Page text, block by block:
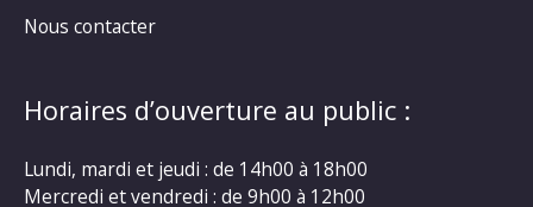
Nous contacter
Horaires d’ouverture au public :
Lundi, mardi et jeudi : de 14h00 à 18h00
Mercredi et vendredi : de 9h00 à 12h00